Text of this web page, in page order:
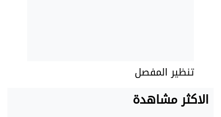
تنظير المفصل
الاكثر مشاهدة